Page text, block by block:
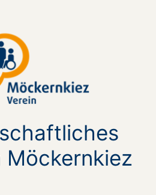
Möckernkiez